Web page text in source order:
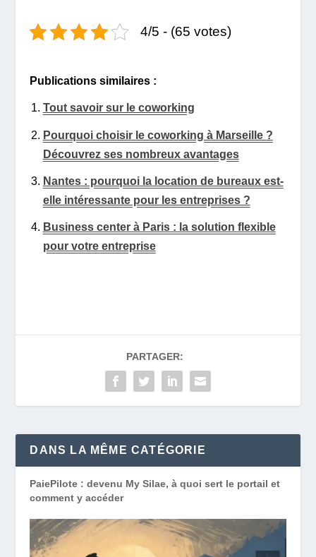
4/5 - (65 votes)
Publications similaires :
Tout savoir sur le coworking
Pourquoi choisir le coworking à Marseille ?
Découvrez ses nombreux avantages
Nantes : pourquoi la location de bureaux est-
elle intéressante pour les entreprises ?
Business center à Paris : la solution flexible
pour votre entreprise
PARTAGER:
DANS LA MÊME CATÉGORIE
PaiePilote : devenu My Silae, à quoi sert le portail et
comment y accéder